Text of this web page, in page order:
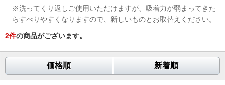
※洗ってくり返しご使用いただけますが、吸着力が弱まってきた
らすべりやすくなりますので、新しいものとお取替えください。
2件の商品がございます。
価格順 新着順